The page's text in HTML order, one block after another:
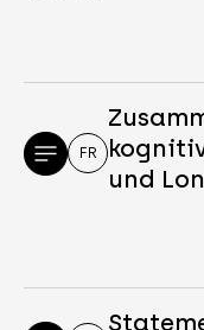
FR
und